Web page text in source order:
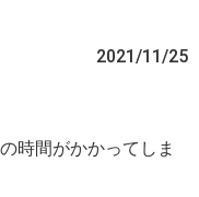
2021/11/25
時間がかかってしま